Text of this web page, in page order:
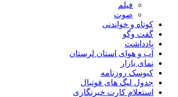
فیلم
صوت
کوتاه و خواندنی
گفت وگو
یادداشت
آب و هوای استان لرستان
نمای بازار
کیوسک روزنامه
جدول لیگ های فوتبال
استعلام کارت خبرنگاری